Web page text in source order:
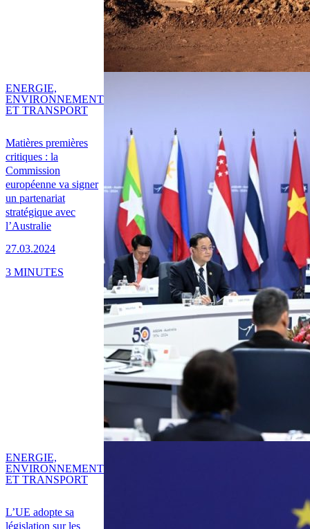
Matières premières
critiques : la
Commission
européenne va signer
un partenariat
stratégique avec
l’Australie
27.03.2024
ENERGIE,
ENVIRONNEMENT
ET TRANSPORT
3 MINUTES
L’UE adopte sa
législation sur les
ENERGIE,
ENVIRONNEMENT
ET TRANSPORT